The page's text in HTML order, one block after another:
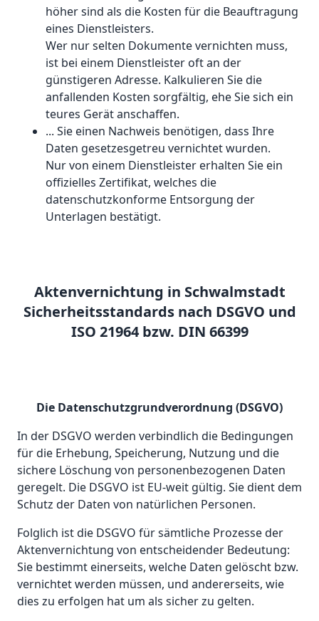
höher sind als die Kosten für die Beauftragung
eines Dienstleisters.
Wer nur selten Dokumente vernichten muss,
ist bei einem Dienstleister oft an der
günstigeren Adresse. Kalkulieren Sie die
anfallenden Kosten sorgfältig, ehe Sie sich ein
teures Gerät anschaffen.
... Sie einen Nachweis benötigen, dass Ihre
Daten gesetzesgetreu vernichtet wurden.
Nur von einem Dienstleister erhalten Sie ein
offizielles Zertifikat, welches die
datenschutzkonforme Entsorgung der
Unterlagen bestätigt.
Aktenvernichtung in Schwalmstadt
Sicherheitsstandards nach DSGVO und
ISO 21964 bzw. DIN 66399
Die Datenschutzgrundverordnung (DSGVO)
In der DSGVO werden verbindlich die Bedingungen
für die Erhebung, Speicherung, Nutzung und die
sichere Löschung von personenbezogenen Daten
geregelt. Die DSGVO ist EU-weit gültig. Sie dient dem
Schutz der Daten von natürlichen Personen.
Folglich ist die DSGVO für sämtliche Prozesse der
Aktenvernichtung von entscheidender Bedeutung:
Sie bestimmt einerseits, welche Daten gelöscht bzw.
vernichtet werden müssen, und andererseits, wie
dies zu erfolgen hat um als sicher zu gelten.